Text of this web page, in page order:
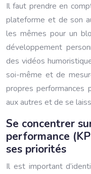
Il faut prendre en
plateforme et de son
les mêmes pour un
développement
des vidéos
soi-même et de
propres performances
aux autres et de se
Se concentrer
performance
ses priorités
Il est important